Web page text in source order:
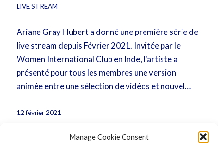
Manage Cookie Consent
LIVE STREAM
Ariane Gray Hubert a donné une première série de
live stream depuis Février 2021. Invitée par le
Women International Club en Inde, l'artiste a
présenté pour tous les membres une version
animée entre une sélection de vidéos et nouvel…
12 février 2021